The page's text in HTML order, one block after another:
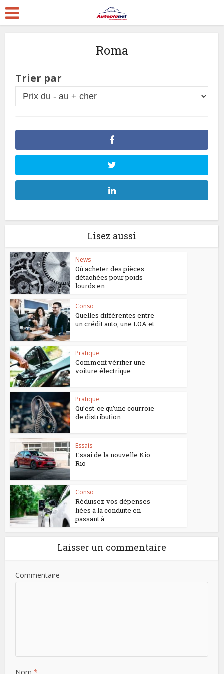
Roma
Trier par
Lisez aussi
News
Où acheter des pièces
détachées pour poids
lourds en...
Conso
Quelles différentes entre
un crédit auto, une LOA et...
Pratique
Comment vérifier une
voiture électrique...
Pratique
Qu’est-ce qu’une courroie
de distribution ...
Essais
Essai de la nouvelle Kio
Rio
Conso
Réduisez vos dépenses
liées à la conduite en
passant à...
Laisser un commentaire
Commentaire
Nom*